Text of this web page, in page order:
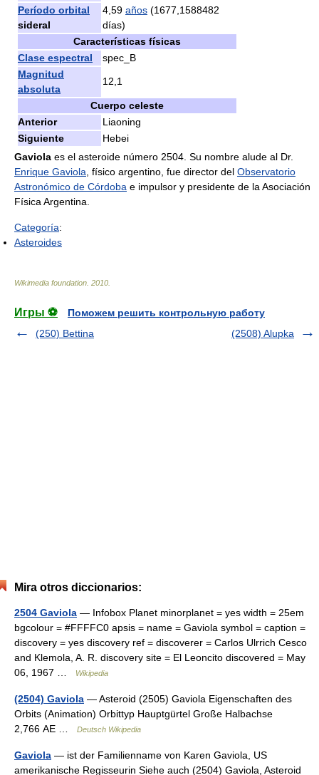
Período orbital
sideral
4,59 años (1677,1588482
días)
Características físicas
Clase espectral
spec_B
Magnitud
absoluta
12,1
Cuerpo celeste
Anterior
Liaoning
Siguiente
Hebei
Gaviola es el asteroide número 2504. Su nombre alude al Dr.
Enrique Gaviola , físico argentino, fue director del Observatorio
Astronómico de Córdoba e impulsor y presidente de la Asociación
Física Argentina.
Categoría:
Asteroides
Wikimedia foundation 2010
Игры ⚽
Поможем решить контрольную работу
(250) Bettina
(2508) Alupka
Mira otros diccionarios:
2504 Gaviola — Infobox Planet minorplanet = yes width = 25em
bgcolour = #FFFFC0 apsis = name = Gaviola symbol = caption =
discovery = yes discovery ref = discoverer = Carlos Ulrrich Cesco
and Klemola, A. R. discovery site = El Leoncito discovered = May
06, 1967 …
Wikipedia
(2504) Gaviola — Asteroid (2505) Gaviola Eigenschaften des
Orbits (Animation) Orbittyp Hauptgürtel Große Halbachse
2,766 AE …
Deutsch Wikipedia
Gaviola — ist der Familienname von Karen Gaviola, US
amerikanische Regisseurin Siehe auch (2504) Gaviola, Asteroid